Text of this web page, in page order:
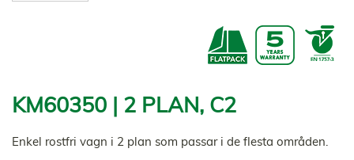
KM60350 | 2 PLAN, C2
Enkel rostfri vagn i 2 plan som passar i de flesta områden.